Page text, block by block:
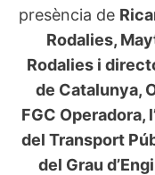
presència de
Rodalies,
Rodalies i
de Catalunya,
FGC Operadora,
del Transport
del Grau